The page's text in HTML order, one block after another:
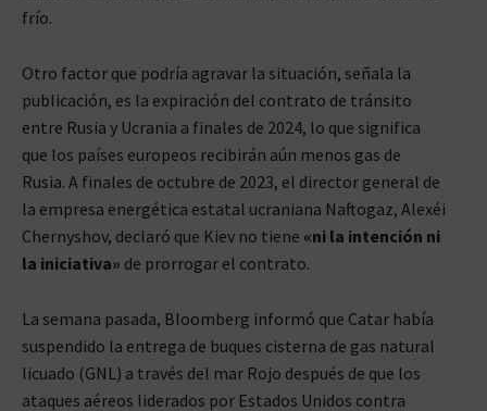
frío.
Otro factor que podría agravar la situación, señala la
publicación, es la expiración del contrato de tránsito
entre Rusia y Ucrania a finales de 2024, lo que significa
que los países europeos recibirán aún menos gas de
Rusia. A finales de octubre de 2023, el director general de
la empresa energética estatal ucraniana Naftogaz, Alexéi
Chernyshov, declaró que Kiev no tiene «ni la intención ni
la iniciativa» de prorrogar el contrato.
La semana pasada, Bloomberg informó que Catar había
suspendido la entrega de buques cisterna de gas natural
licuado (GNL) a través del mar Rojo después de que los
ataques aéreos liderados por Estados Unidos contra